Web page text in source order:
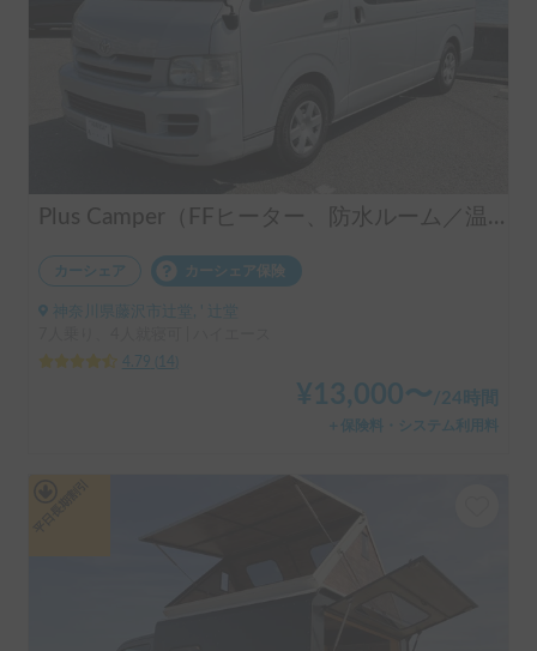
Plus Camper（FFヒーター、防水ルーム／温水シャワー完備）
カーシェア カーシェア保険
4.79
14
¥ 13,000〜/24時間
＋保険料・システム利用料